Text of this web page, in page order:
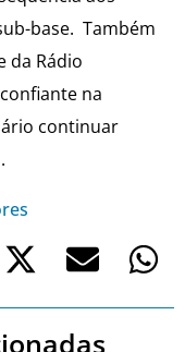
base. Também
da Rádio
na
continuar